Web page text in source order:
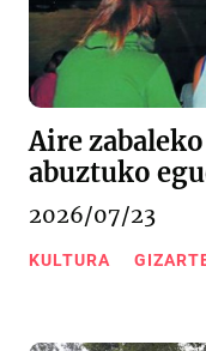
Aire
abuztuko
2026/07/23
KULTURA